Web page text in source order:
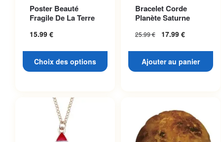
Poster Beauté
Fragile De La Terre
15.99 €
Choix des options
variations. Les options
peuvent être choisies sur la
page du produit
Bracelet Corde
Planète Saturne
25.99€ 17.99 €
Ajouter au panier